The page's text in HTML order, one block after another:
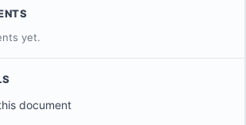
yet.
document